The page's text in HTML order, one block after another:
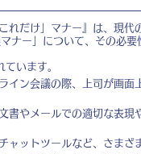
れだけ」マナー』は、現
ナー」について、その必
います。
ライン会議の際、上司が画
書やメールでの適切な表
ャットツールなど、さま